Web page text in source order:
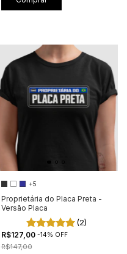
+5
Proprietária do Placa Preta -
Versão Placa
(2)
R$127,00 -14% OFF
R$147,00